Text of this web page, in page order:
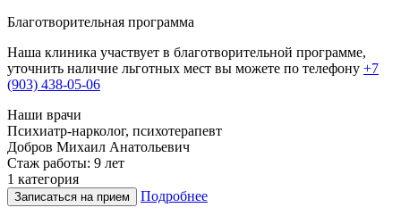
Благотворительная программа
Наша клиника участвует в благотворительной программе,
уточнить наличие льготных мест вы можете по телефону +7
(903) 438-05-06
Наши врачи
Психиатр-нарколог, психотерапевт
Добров Михаил Анатольевич
Стаж работы: 9 лет
1 категория
Записаться на прием Подробнее